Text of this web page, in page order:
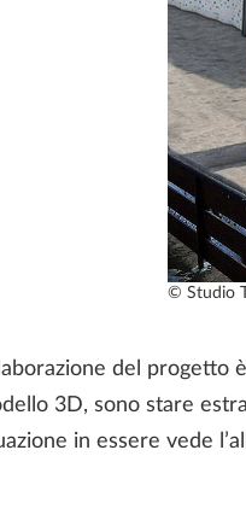
© Studio
del
3D, sono stare
in essere vede